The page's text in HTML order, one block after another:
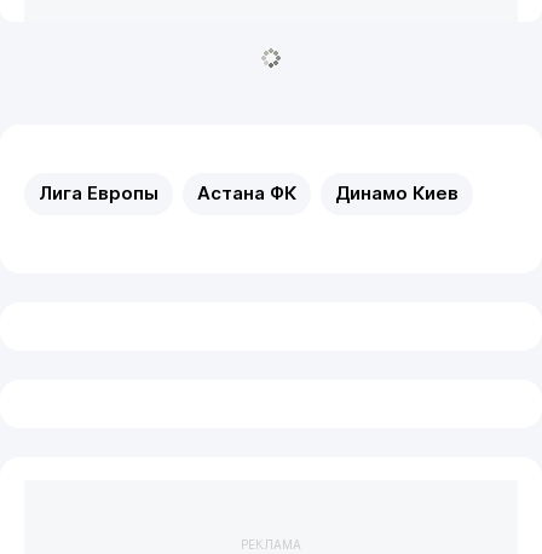
Лига Европы Астана ФК Динамо Киев
РЕКЛАМА